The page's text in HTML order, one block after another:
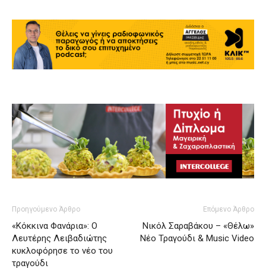
Προηγούμενο Άρθρο
«Κόκκινα Φανάρια»: Ο
Λευτέρης Λειβαδιώτης
κυκλοφόρησε το νέο του
τραγούδι
Επόμενο Άρθρο
Νικόλ Σαραβάκου – «Θέλω»
Νέο Τραγούδι & Music Video